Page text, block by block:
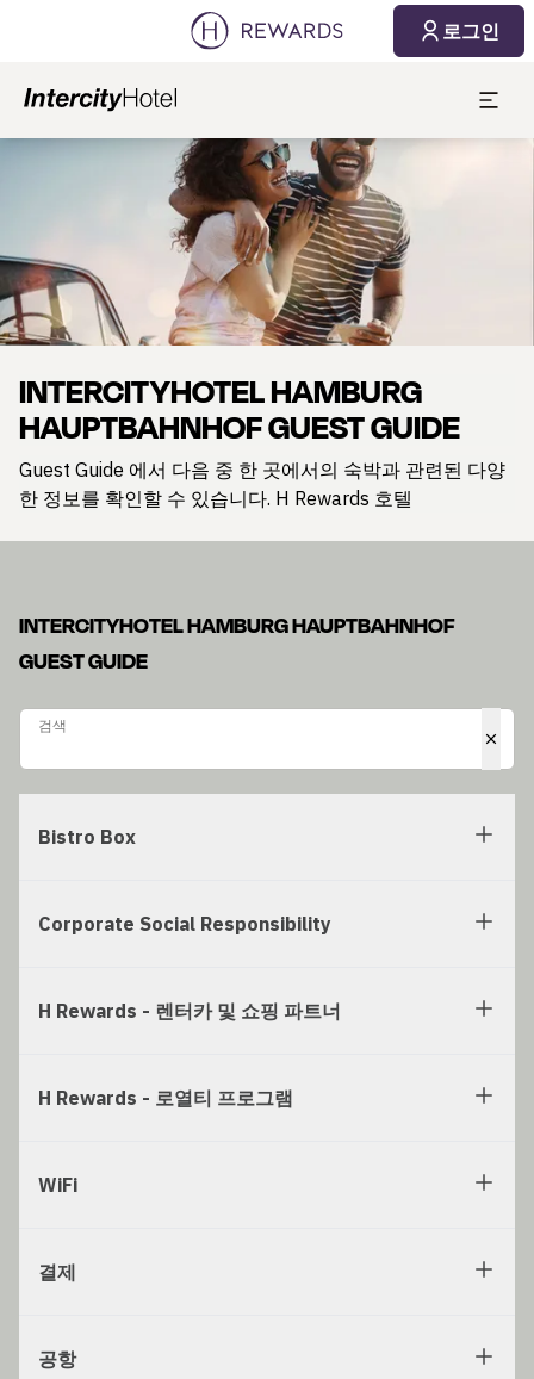
로그인
슬라이드 1 의 1
INTERCITYHOTEL HAMBURG
HAUPTBAHNHOF GUEST GUIDE
Guest Guide 에서 다음 중 한 곳에서의 숙박과 관련된 다양
한 정보를 확인할 수 있습니다. H Rewards 호텔
INTERCITYHOTEL HAMBURG HAUPTBAHNHOF
GUEST GUIDE
검색
검색
Bistro Box
Corporate Social Responsibility
H Rewards - 렌터카 및 쇼핑 파트너
H Rewards - 로열티 프로그램
WiFi
결제
공항